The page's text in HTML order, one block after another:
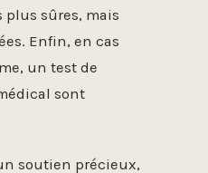
plus sûres, mais
Enfin, en cas
un test de
sont
soutien précieux,